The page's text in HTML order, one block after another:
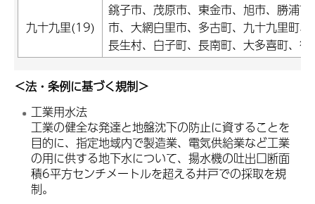
九十九里(19)
銚子市、茂原市、東金市、旭市、勝浦
市、大網白里市、多古町、九十九里町
長生村、白子町、長南町、大多喜町、御
＜法・条例に基づく規制＞
工業用水法
工業の健全な発達と地盤沈下の防止に資することを
目的に、指定地域内で製造業、電気供給業など工業
の用に供する地下水について、揚水機の吐出口断面
積6平方センチメートルを超える井戸での採取を規
制。